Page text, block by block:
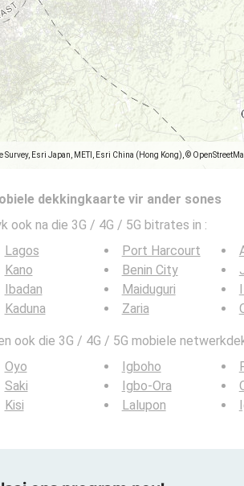
Esri Japan, METI, Esri China (Hong Kong), ©
dekkingkaarte vir ander sones
ook na die 3G / 4G / 5G bitrates in :
Lagos
Kano
Ibadan
Kaduna
Port Harcourt
Benin City
Maiduguri
Zaria
ook die 3G / 4G / 5G mobiele
Oyo
Saki
Kisi
Igboho
Igbo-Ora
Lalupon